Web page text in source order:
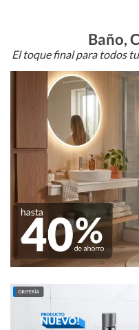
Baño,
El toque final para todos